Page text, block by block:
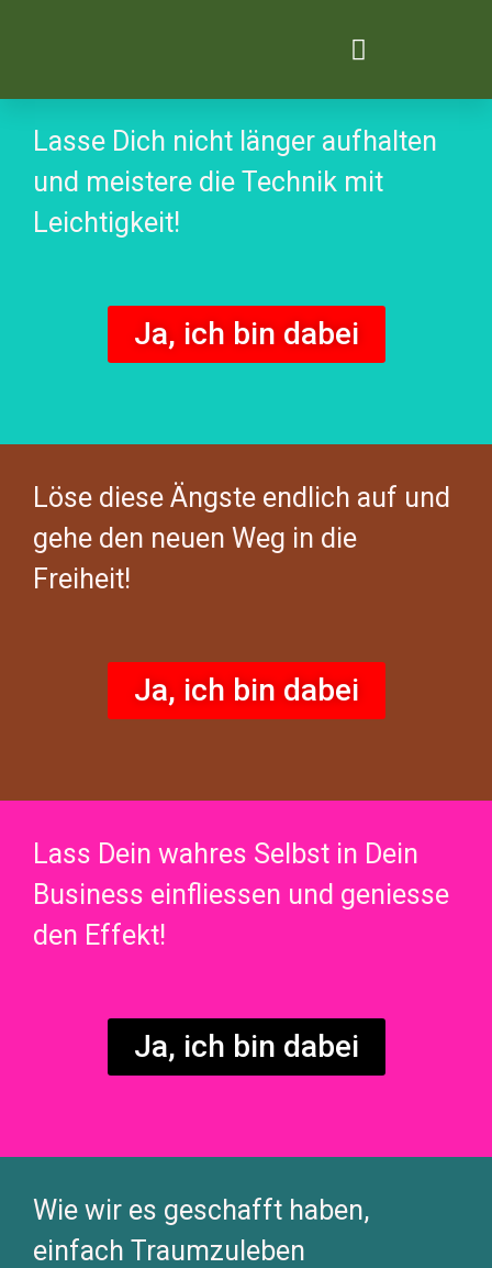
Lasse Dich nicht länger aufhalten
und meistere die Technik mit
Leichtigkeit!
Ja, ich bin dabei
Löse diese Ängste endlich auf und
gehe den neuen Weg in die
Freiheit!
Ja, ich bin dabei
Lass Dein wahres Selbst in Dein
Business einfliessen und geniesse
den Effekt!
Ja, ich bin dabei
Wie wir es geschafft haben,
einfach Traumzuleben